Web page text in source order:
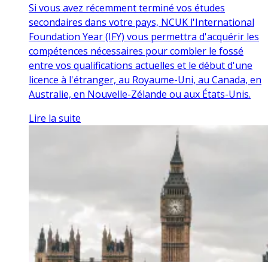
Si vous avez récemment terminé vos études
secondaires dans votre pays, NCUK l'International
Foundation Year (IFY) vous permettra d'acquérir les
compétences nécessaires pour combler le fossé
entre vos qualifications actuelles et le début d'une
licence à l'étranger, au Royaume-Uni, au Canada, en
Australie, en Nouvelle-Zélande ou aux États-Unis.
Lire la suite